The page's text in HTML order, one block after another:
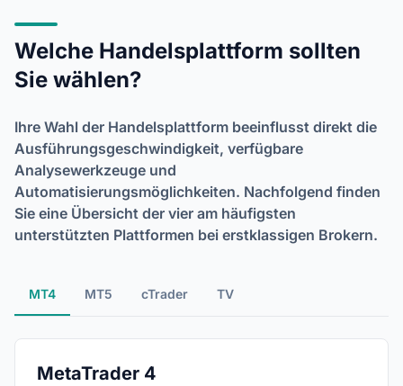
Welche Handelsplattform sollten
Sie wählen?
Ihre Wahl der Handelsplattform beeinflusst direkt die
Ausführungsgeschwindigkeit, verfügbare
Analysewerkzeuge und
Automatisierungsmöglichkeiten. Nachfolgend finden
Sie eine Übersicht der vier am häufigsten
unterstützten Plattformen bei erstklassigen Brokern.
MT4 MT5 cTrader TV
MetaTrader 4